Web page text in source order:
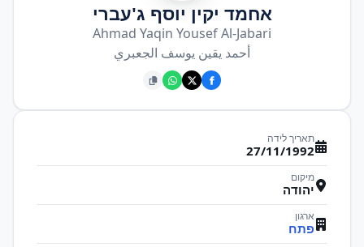
אחמד יקין יוסף ג'עברי
Ahmad Yaqin Yousef Al-Jabari
أحمد يقين يوسف الجعبري
תאריך לידה
27/11/1992
מיקום
יהודה
ארגון
פתח